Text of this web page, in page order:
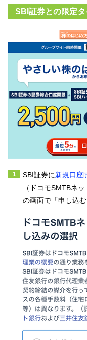
SBI証券との限定
SBI証券に新規口座
（ドコモSMTBネ
の画面で「申し込